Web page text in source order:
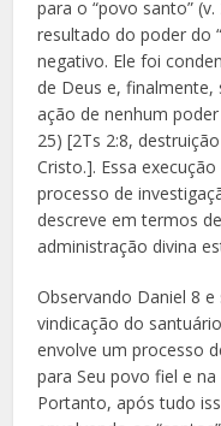
para o “povo santo”
resultado do poder do
negativo. Ele foi
de Deus e, finalmente,
ação de nenhum
25) [2Ts 2:8,
Cristo.]. Essa
processo de
descreve em termos
administração divina
Observando Daniel 8
vindicação do
envolve um processo
para Seu povo fiel e
Portanto, após tudo